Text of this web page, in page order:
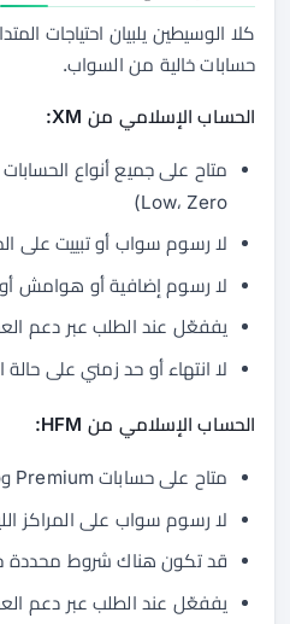
كلا الوسيطين يلبيان احتياجات
حسابات خالية من السواب.
الحساب الإسلامي من XM:
Low، Zero)
لا رسوم سواب أو تبييت على
لا رسوم إضافية أو هوامش
يففعّل عند الطلب عبر دعم
لا انتهاء أو حد زمني على
الحساب الإسلامي من HFM:
متاح على حسابات Premium وPro وZero
لا رسوم سواب على المراكز
قد تكون هناك شروط محددة
يففعّل عند الطلب عبر دعم